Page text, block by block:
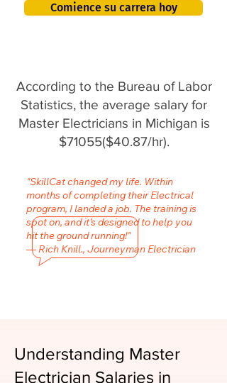
Comience su carrera hoy
According to the Bureau of Labor
Statistics, the average salary for
Master Electricians in Michigan is
$71055($40.87/hr).
"SkillCat changed my life. Within
months of completing their Electrical
program, I landed a job. The training is
spot on, and it’s designed to help you
hit the ground running!"
— Rich Knill., Journeyman Electrician
Understanding Master
Electrician Salaries in